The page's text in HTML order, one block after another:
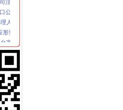
公司措施促进依法行政
人大建议政协提案
势”重庆代办外贸公司大讨论活动
宽严相济六项措施方便企业年检
司注册流程场监管
监管取得成效
廉政建设
作风建设构建和谐机关
广告
投诉案
建设暨纪检监察工作会